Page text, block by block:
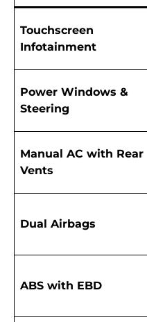
Touchscreen
Infotainment
Power Windows &
Steering
Manual AC with Rear
Vents
Dual Airbags
ABS with EBD